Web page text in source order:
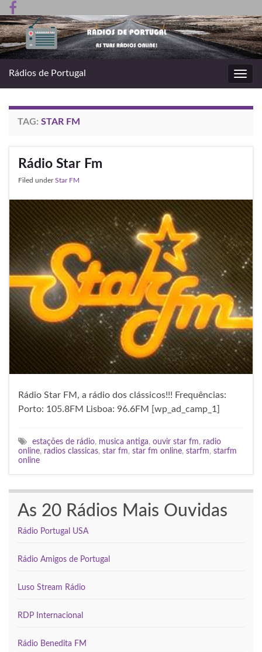
Rádios de Portugal
TAG: STAR FM
Rádio Star Fm
Filed underStar FM
Rádio Star FM, a rádio dos clássicos!!! Frequências:
Porto: 105.8FM Lisboa: 96.6FM [wp_ad_camp_1]
estações de rádio, musica antiga, ouvir star fm, radio
online, radios classicas, star fm, star fm online, starfm, starfm
online
As 20 Rádios Mais Ouvidas
Rádio Portugal USA
Rádio Amigos de Portugal
Luso Stream Rádio
RDP Internacional
Rádio Benedita FM